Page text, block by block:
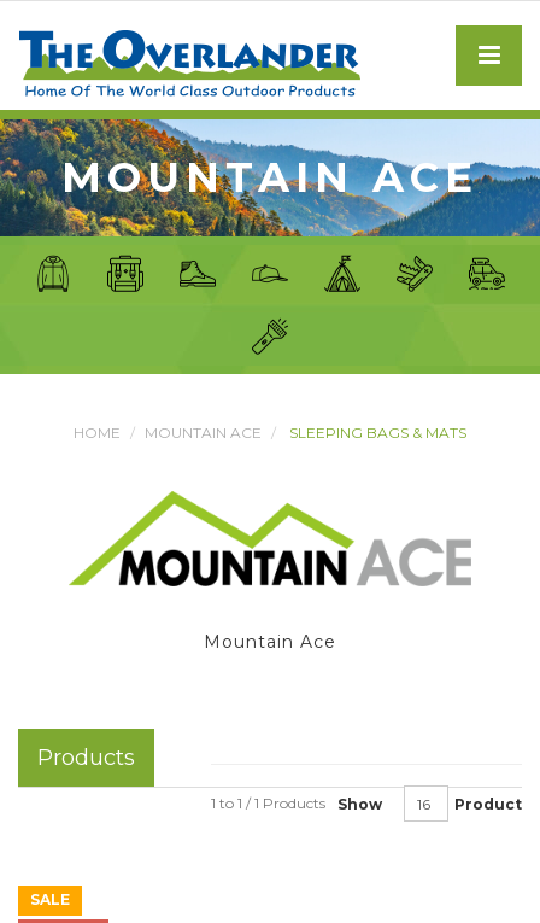
MOUNTAIN ACE
HOME MOUNTAIN ACE SLEEPING BAGS & MATS
Mountain Ace
Products
Show Product
1 to 1 / 1 Products
SALE